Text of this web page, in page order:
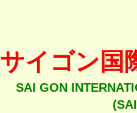
サイゴン国
SAI GON